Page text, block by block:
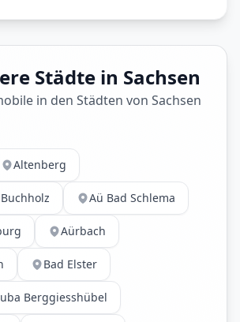
Städte in Sachsen
in den Städten von Sachsen
Altenberg
Aü Bad Schlema
Aürbach
Bad Elster
Berggiesshübel